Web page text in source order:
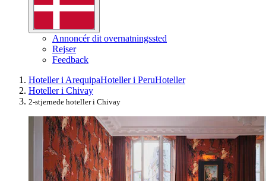
Annoncér dit overnatningssted
Rejser
Feedback
Hoteller i ArequipaHoteller i PeruHoteller
Hoteller i Chivay
2-stjernede hoteller i Chivay